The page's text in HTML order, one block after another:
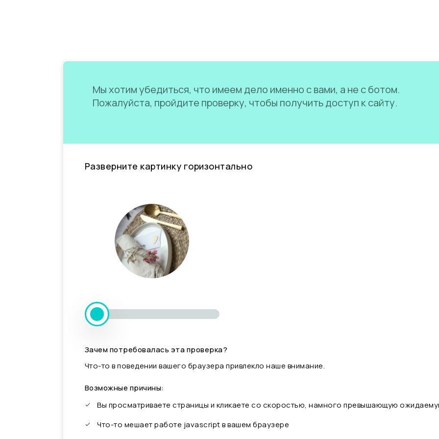
Мы хотим убедиться, что имеем дело именно с вами, а не с ботом.
Пожалуйста, пройдите проверку, чтобы получить доступ к сайту.
Разверните картинку горизонтально
Зачем потребовалась эта проверка?
Что-то в поведении вашего браузера привлекло наше внимание.
Возможные причины:
Вы просматриваете страницы и кликаете со скоростью, намного превышающую
Что-то мешает работе javascript в вашем браузере